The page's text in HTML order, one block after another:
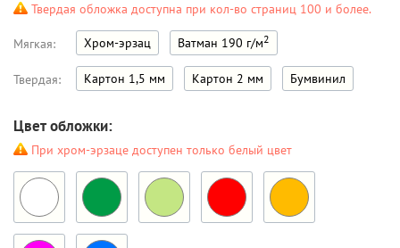
Твердая обложка доступна при кол-во страниц 100 и более.
Мягкая: Хром-эрзац Ватман 190 г/м2
Твердая: Картон 1,5 мм Картон 2 мм Бумвинил
Цвет обложки:
При хром-эрзаце доступен только белый цвет